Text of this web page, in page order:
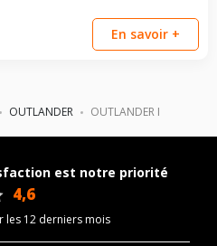
OUTLANDER OUTLANDER I
En savoir +
est notre priorité
4,6
les 12 derniers mois